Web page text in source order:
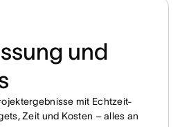
und
mit Echtzeit-
Zeit und Kosten – alles an